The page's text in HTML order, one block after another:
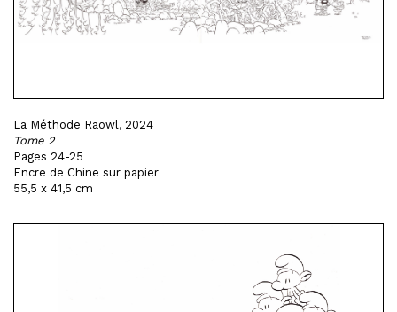
La Méthode Raowl, 2024
Tome 2
Pages 24-25
Encre de Chine sur papier
55,5 x 41,5 cm